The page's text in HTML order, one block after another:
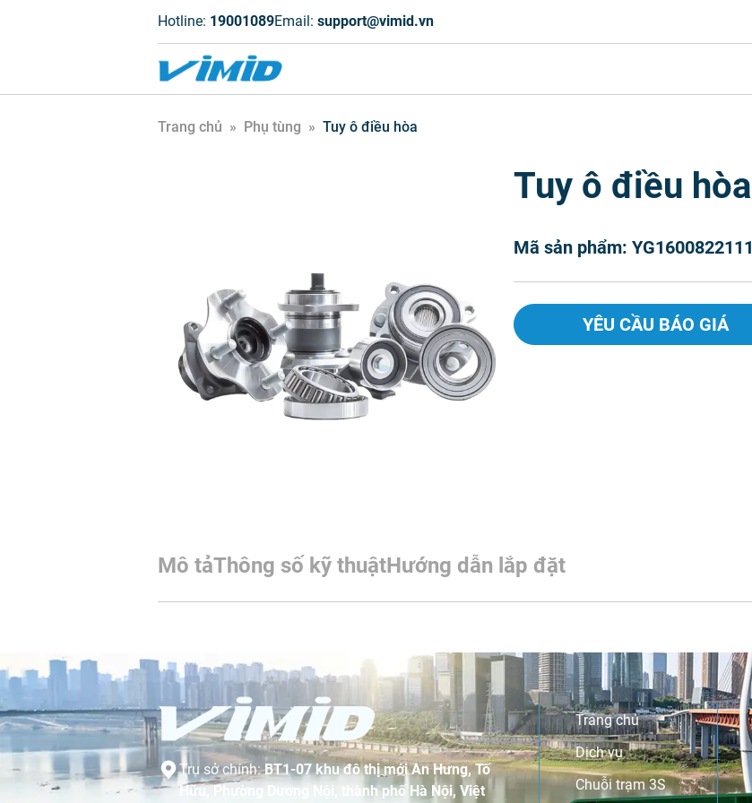
Hotline: 19001089Email: support@vimid.vn
Trang chủ » Phụ tùng » Tuy ô điều hòa
Tuy ô điều hòa
Mã sản phẩm: YG1600822111
YÊU CẦU BÁO GIÁ
Mô tảThông số kỹ thuậtHướng dẫn lắp đặt
Trụ sở chính:BT1-07 khu đô thị mới An Hưng, Tố
Hữu, Phường Dương Nội, thành phố Hà Nội, Việt
Trang chủ
Dịch vụ
Chuỗi trạm 3S